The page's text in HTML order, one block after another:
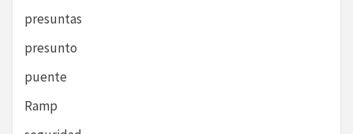
presuntas
presunto
puente
Ramp